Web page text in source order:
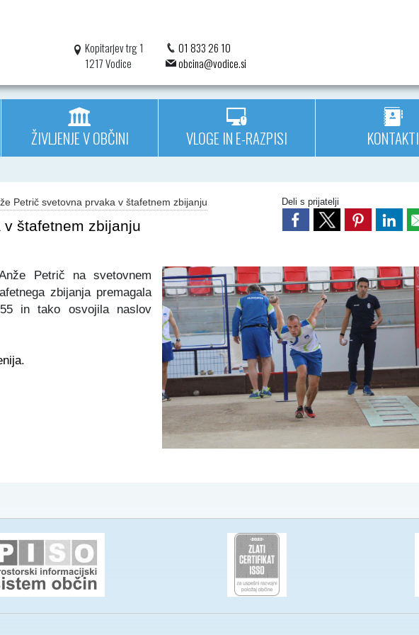
Kopitarjev trg 1
1217 Vodice
01 833 26 10
obcina@vodice.si
ŽIVLJENJE V OBČINI VLOGE IN E-RAZPISI KONTAKTI
Deli s prijatelji
Petrič svetovna prvaka v štafetnem zbijanju
štafetnem zbijanju
Petrič na svetovnem
zbijanja premagala
in tako osvojila naslov
.